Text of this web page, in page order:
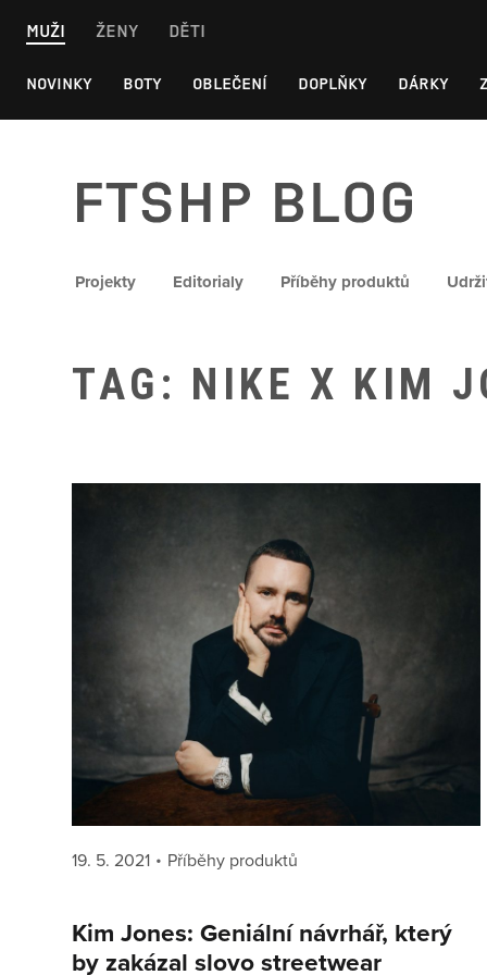
MUŽI ŽENY DĚTI
NOVINKY BOTY OBLEČENÍ DOPLŇKY DÁRKY
FTSHP blog
Projekty Editorialy Příběhy produktů
TAG: NIKE X KIM
Posted
19. 5. 2021 Categories
Příběhy produktů
Kim Jones: Geniální návrhář, který
by zakázal slovo streetwear